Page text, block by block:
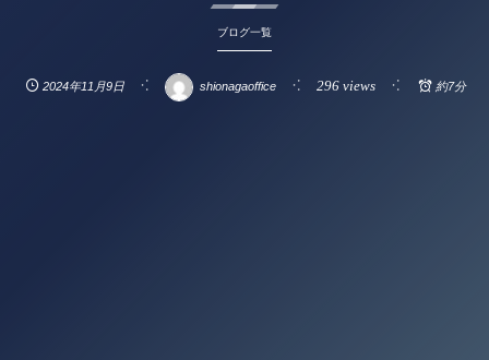
ブログ一覧
2024年11月9日 shionagaoffice 296 views 約7分